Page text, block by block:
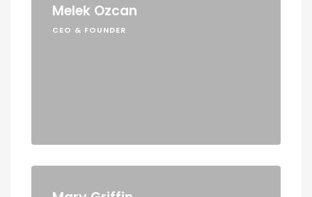
Melek Ozcan
CEO & FOUNDER